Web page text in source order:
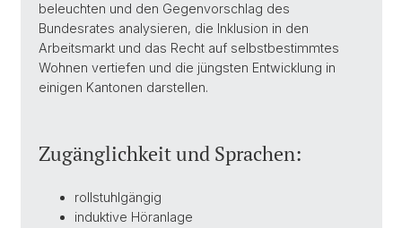
beleuchten und den Gegenvorschlag des
Bundesrates analysieren, die Inklusion in den
Arbeitsmarkt und das Recht auf selbstbestimmtes
Wohnen vertiefen und die jüngsten Entwicklung in
einigen Kantonen darstellen.
Zugänglichkeit und Sprachen:
rollstuhlgängig
induktive Höranlage